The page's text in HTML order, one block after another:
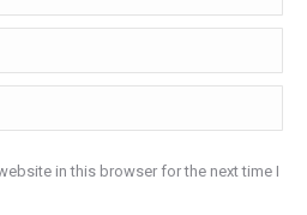
in this browser for the next time I